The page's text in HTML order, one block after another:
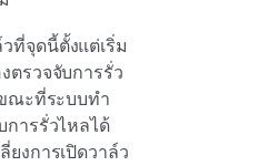
ที่จุดนี้ตั้งแต่เริ่ม
ตรวจจับการรั่ว
ขณะที่ระบบทํา
การรั่วไหลได้
ยงการเปิดวาล์ว